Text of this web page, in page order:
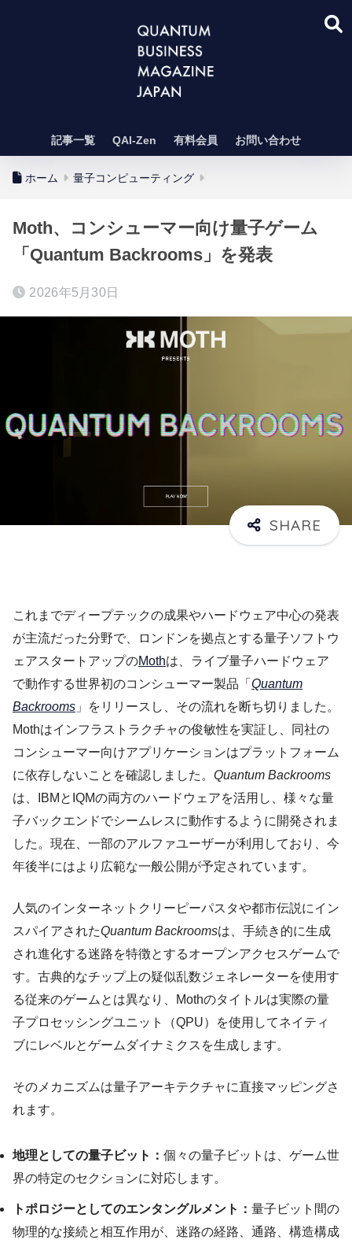
記事一覧 QAI-Zen 有料会員 お問い合わせ
ホーム 量子コンピューティング
Moth、コンシューマー向け量子ゲーム
「Quantum Backrooms」を発表
2026年5月30日
これまでディープテックの成果やハードウェア中心の発表
が主流だった分野で、ロンドンを拠点とする量子ソフトウ
ェアスタートアップのMothは、ライブ量子ハードウェア
で動作する世界初のコンシューマー製品「 Quantum
Backrooms 」をリリースし、その流れを断ち切りました。
Mothはインフラストラクチャの俊敏性を実証し、同社の
コンシューマー向けアプリケーションはプラットフォーム
に依存しないことを確認しました。 Quantum Backrooms
は、IBMとIQMの両方のハードウェアを活用し、様々な量
子バックエンドでシームレスに動作するように開発されま
した。現在、一部のアルファユーザーが利用しており、今
年後半にはより広範な一般公開が予定されています。
人気のインターネットクリーピーパスタや都市伝説にイン
スパイアされたQuantum Backroomsは、手続き的に生成
され進化する迷路を特徴とするオープンアクセスゲームで
す。古典的なチップ上の疑似乱数ジェネレーターを使用す
る従来のゲームとは異なり、Mothのタイトルは実際の量
子プロセッシングユニット（QPU）を使用してネイティ
ブにレベルとゲームダイナミクスを生成します。
そのメカニズムは量子アーキテクチャに直接マッピングさ
れます。
地理としての量子ビット： 個々の量子ビットは、ゲーム世
界の特定のセクションに対応します。
トポロジーとしてのエンタングルメント： 量子ビット間の
物理的な接続と相互作用が、迷路の経路、通路、構造構成